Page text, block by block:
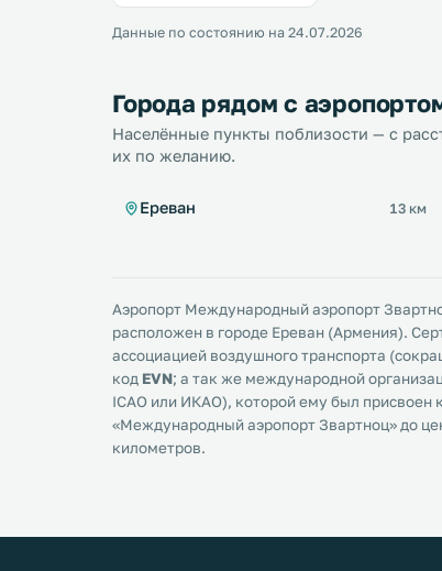
Данные по состоянию на 24.07.2026
Города рядом с
Населённые пункты поблизости — с
их по желанию.
Ереван 13 км
Аэропорт Международный аэропорт
расположен в городе Ереван (Армения).
ассоциацией воздушного транспорта
код EVN; а так же международной
ICAO или ИКАО), которой ему был присвоен
«Международный аэропорт Звартноц» до
километров.